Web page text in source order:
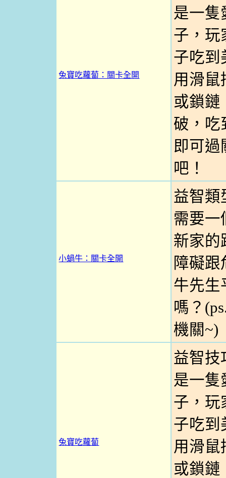
兔寶吃蘿蔔：關卡全開
是一隻
子，玩
子吃到
用滑鼠
或鎖鏈
破，吃
即可過
吧！
小蝸牛：關卡全開
益智類
需要一
新家的
障礙
牛先生
嗎？
機關~)
兔寶吃蘿蔔
益智技
是一隻
子，玩
子吃到
用滑鼠
或鎖鏈